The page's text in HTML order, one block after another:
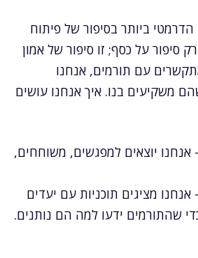
הדרמטי ביותר בסיפור של פיתוח
סיפור על כסף; זו סיפור של אמון
עם תורמים, אנחנו
משקיעים בנו. איך אנחנו עושים
אנחנו יוצאים למפגשים, משוחחים,
אנחנו מציגים תוכניות עם יעדים
שהתורמים ידעו למה הם נותנים.